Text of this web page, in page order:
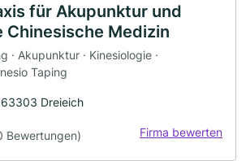
für Akupunktur und
Chinesische Medizin
· Akupunktur · Kinesiologie ·
Taping
Dreieich
Bewertungen) Firma bewerten